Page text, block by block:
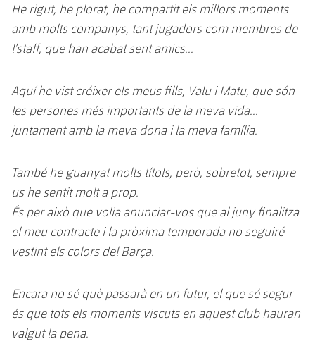
He rigut, he plorat, he compartit els millors moments
amb molts companys, tant jugadors com membres de
l’staff, que han acabat sent amics...
Aquí he vist créixer els meus fills, Valu i Matu, que són
les persones més importants de la meva vida...
juntament amb la meva dona i la meva família.
També he guanyat molts títols, però, sobretot, sempre
us he sentit molt a prop.
És per això que volia anunciar-vos que al juny finalitza
el meu contracte i la pròxima temporada no seguiré
vestint els colors del Barça.
Encara no sé què passarà en un futur, el que sé segur
és que tots els moments viscuts en aquest club hauran
valgut la pena.